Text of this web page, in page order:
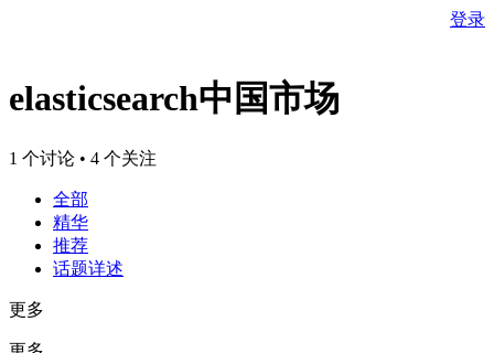
登录
elasticsearch中国市场
1 个讨论 • 4 个关注
全部
精华
推荐
话题详述
更多